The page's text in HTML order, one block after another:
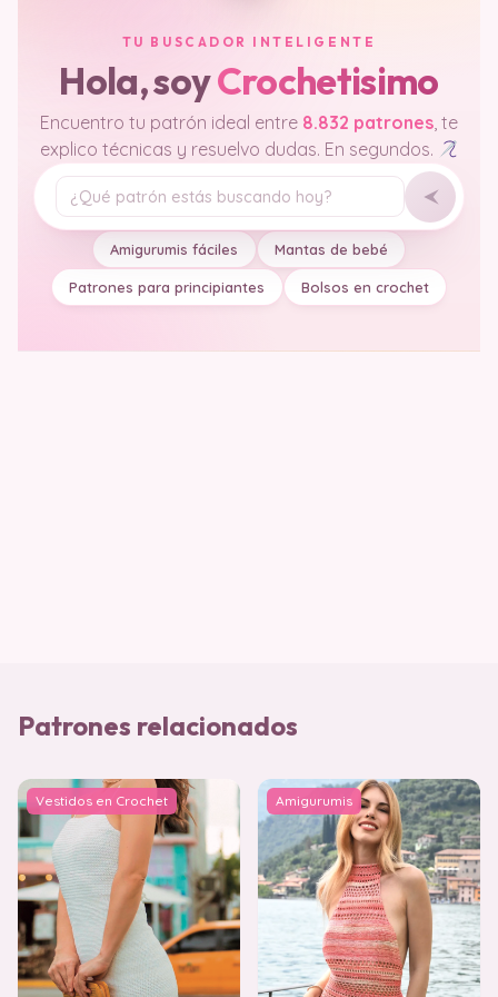
TU BUSCADOR INTELIGENTE
Hola, soyCrochetisimo
Encuentro tu patrón ideal entre 8.832 patrones, te
explico técnicas y resuelvo dudas. En segundos.
Tu pregunta
Amigurumis fáciles Mantas de bebé
Patrones para principiantes Bolsos en crochet
Patrones relacionados
Vestidos en Crochet Amigurumis